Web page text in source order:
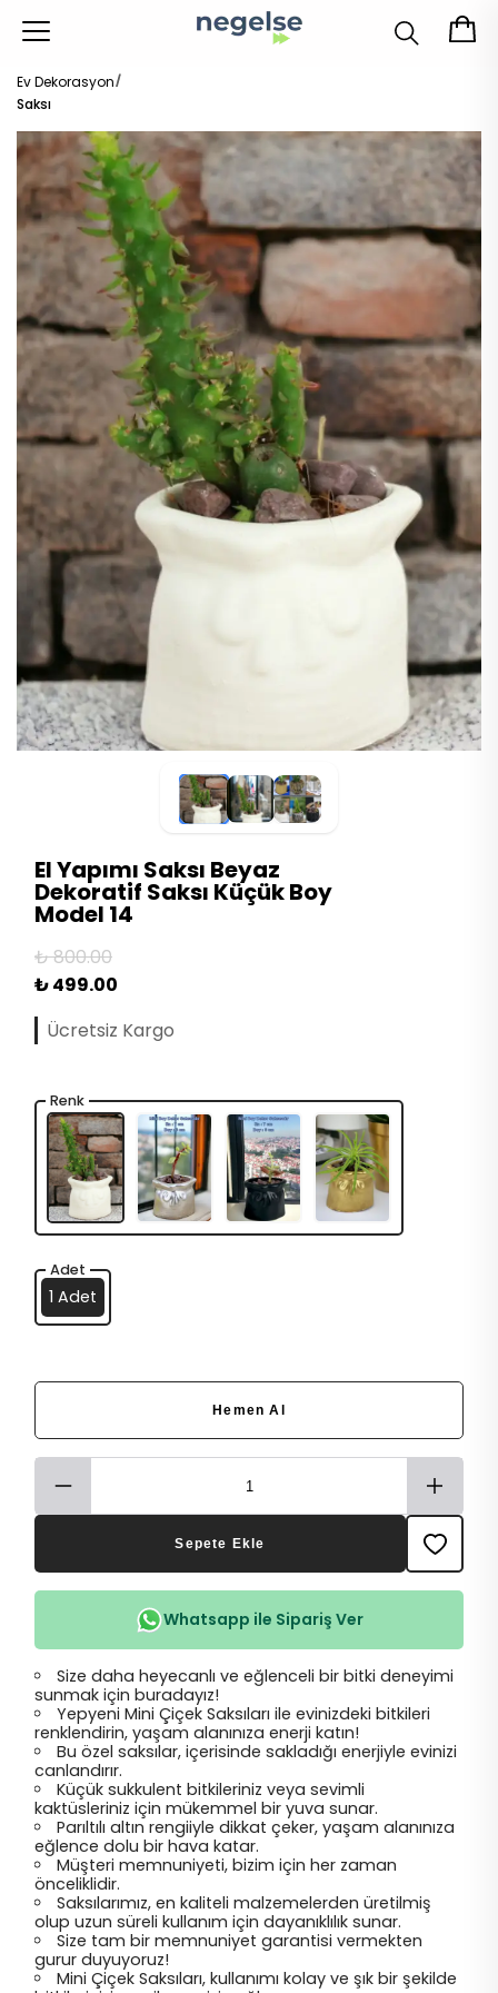
Ev Dekorasyon
Saksı
El Yapımı Saksı Beyaz
Dekoratif Saksı Küçük Boy
Model 14
₺ 800.00
₺ 499.00
Ücretsiz Kargo
Renk
Adet
1 Adet
Hemen Al
Sepete Ekle
Whatsapp ile Sipariş Ver
Size daha heyecanlı ve eğlenceli bir bitki deneyimi
sunmak için buradayız!
Yepyeni Mini Çiçek Saksıları ile evinizdeki bitkileri
renklendirin, yaşam alanınıza enerji katın!
Bu özel saksılar, içerisinde sakladığı enerjiyle evinizi
canlandırır.
Küçük sukkulent bitkileriniz veya sevimli
kaktüsleriniz için mükemmel bir yuva sunar.
Parıltılı altın rengiiyle dikkat çeker, yaşam alanınıza
eğlence dolu bir hava katar.
Müşteri memnuniyeti, bizim için her zaman
önceliklidir.
Saksılarımız, en kaliteli malzemelerden üretilmiş
olup uzun süreli kullanım için dayanıklılık sunar.
Size tam bir memnuniyet garantisi vermekten
gurur duyuyoruz!
Mini Çiçek Saksıları, kullanımı kolay ve şık bir şekilde